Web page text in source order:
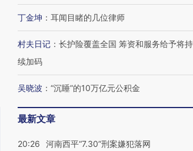
丁金坤 ： 耳闻目睹的几位律师
村夫日记 ： 长护险覆盖全国 筹资和服务给予将持
续加码
吴晓波 ： “沉睡”的10万亿元公积金
最新文章
20:26 河南西平“7.30”刑案嫌犯落网